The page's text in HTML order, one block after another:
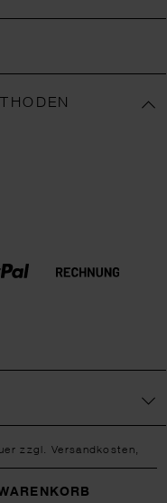
zzgl.Versandkosten,
Anmeldung für unseren